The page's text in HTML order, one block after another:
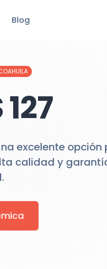
Blog
excelente
calidad y